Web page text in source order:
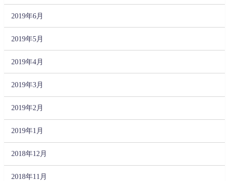
2019年6月
2019年5月
2019年4月
2019年3月
2019年2月
2019年1月
2018年12月
2018年11月